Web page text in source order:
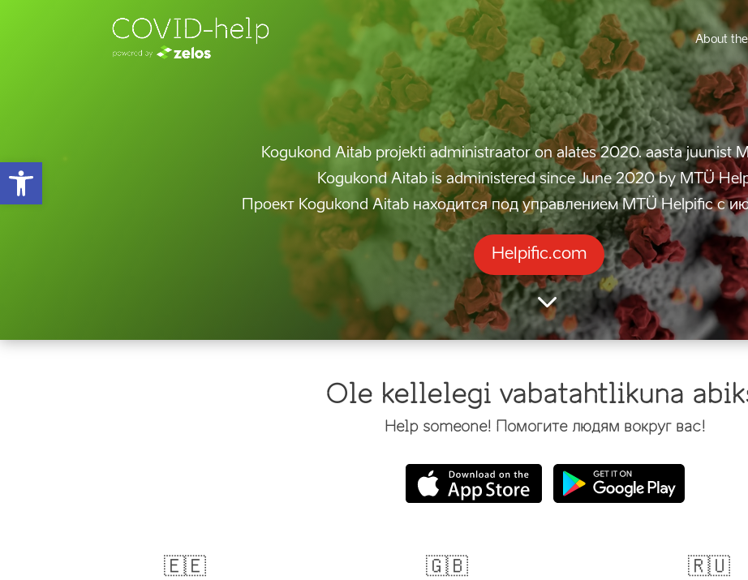
Open toolbar
About
Kogukond Aitab projekti administraator on alates 2020. aasta juunist
Kogukond Aitab is administered since June 2020 by MTÜ
Проект Kogukond Aitab находится под управлением MTÜ Helpific с
Helpific.com
3
Ole kellelegi vabatahtlikuna
Help someone! Помогите людям вокруг вас!
🇪🇪 🇬🇧 🇷🇺